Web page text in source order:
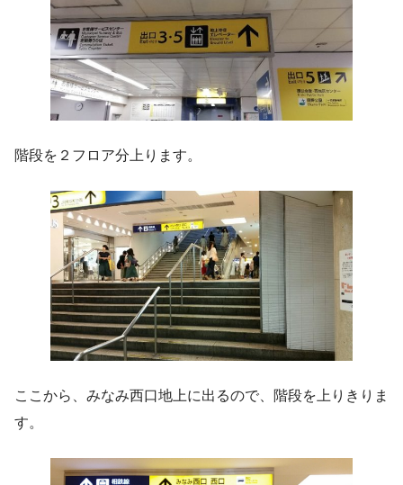
階段を２フロア分上ります。
ここから、みなみ西口地上に出るので、階段を上りきりま
す。